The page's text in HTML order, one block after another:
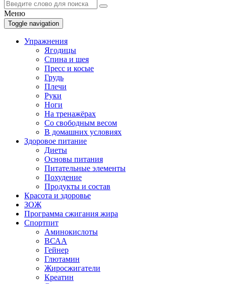
Меню
Toggle navigation
Упражнения
Ягодицы
Спина и шея
Пресс и косые
Грудь
Плечи
Руки
Ноги
На тренажёрах
Со свободным весом
В домашних условиях
Здоровое питание
Диеты
Основы питания
Питательные элементы
Похудение
Продукты и состав
Красота и здоровье
ЗОЖ
Программа сжигания жира
Спортпит
Аминокислоты
ВСАА
Гейнер
Глютамин
Жиросжигатели
Креатин